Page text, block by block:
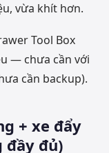
vừa khít hơn.
Tool Box
— chưa cần với
cần backup).
+ xe đẩy
đầy đủ)